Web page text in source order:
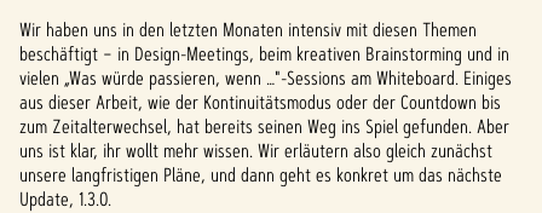
Wir haben uns in den letzten Monaten intensiv mit diesen Themen
beschäftigt – in Design-Meetings, beim kreativen Brainstorming und in
vielen „Was würde passieren, wenn …"-Sessions am Whiteboard. Einiges
aus dieser Arbeit, wie der Kontinuitätsmodus oder der Countdown bis
zum Zeitalterwechsel, hat bereits seinen Weg ins Spiel gefunden. Aber
uns ist klar, ihr wollt mehr wissen. Wir erläutern also gleich zunächst
unsere langfristigen Pläne, und dann geht es konkret um das nächste
Update, 1.3.0.